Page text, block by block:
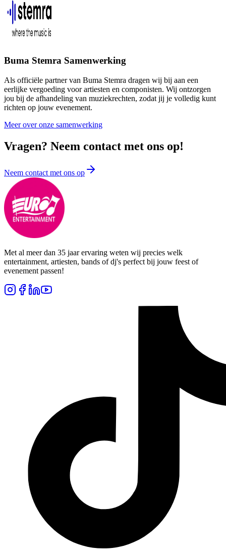
Buma Stemra Samenwerking
Als officiële partner van Buma Stemra dragen wij bij aan een
eerlijke vergoeding voor artiesten en componisten. Wij ontzorgen
jou bij de afhandeling van muziekrechten, zodat jij je volledig kunt
richten op jouw evenement.
Meer over onze samenwerking
Vragen? Neem contact met ons op!
Neem contact met ons op
Met al meer dan 35 jaar ervaring weten wij precies welk
entertainment, artiesten, bands of dj's perfect bij jouw feest of
evenement passen!